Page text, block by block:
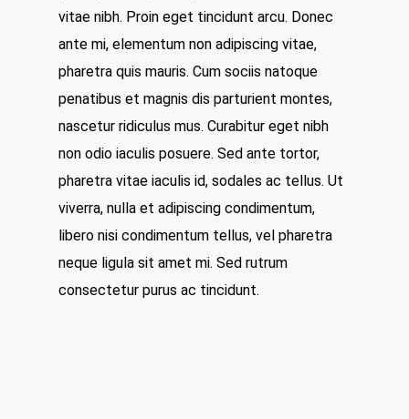
vitae nibh. Proin eget tincidunt arcu. Donec
ante mi, elementum non adipiscing vitae,
pharetra quis mauris. Cum sociis natoque
penatibus et magnis dis parturient montes,
nascetur ridiculus mus. Curabitur eget nibh
non odio iaculis posuere. Sed ante tortor,
pharetra vitae iaculis id, sodales ac tellus. Ut
viverra, nulla et adipiscing condimentum,
libero nisi condimentum tellus, vel pharetra
neque ligula sit amet mi. Sed rutrum
consectetur purus ac tincidunt.